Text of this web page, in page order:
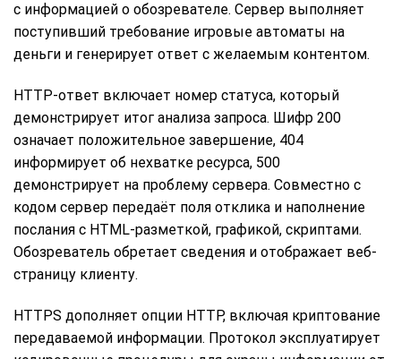
с информацией о обозревателе. Сервер выполняет
поступивший требование игровые автоматы на
деньги и генерирует ответ с желаемым контентом.
HTTP-ответ включает номер статуса, который
демонстрирует итог анализа запроса. Шифр 200
означает положительное завершение, 404
информирует об нехватке ресурса, 500
демонстрирует на проблему сервера. Совместно с
кодом сервер передаёт поля отклика и наполнение
послания с HTML-разметкой, графикой, скриптами.
Обозреватель обретает сведения и отображает веб-
страницу клиенту.
HTTPS дополняет опции HTTP, включая криптование
передаваемой информации. Протокол эксплуатирует